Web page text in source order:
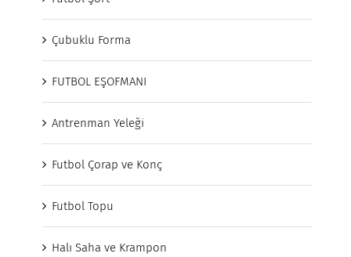
Çubuklu Forma
FUTBOL EŞOFMANI
Antrenman Yeleği
Futbol Çorap ve Konç
Futbol Topu
Halı Saha ve Krampon